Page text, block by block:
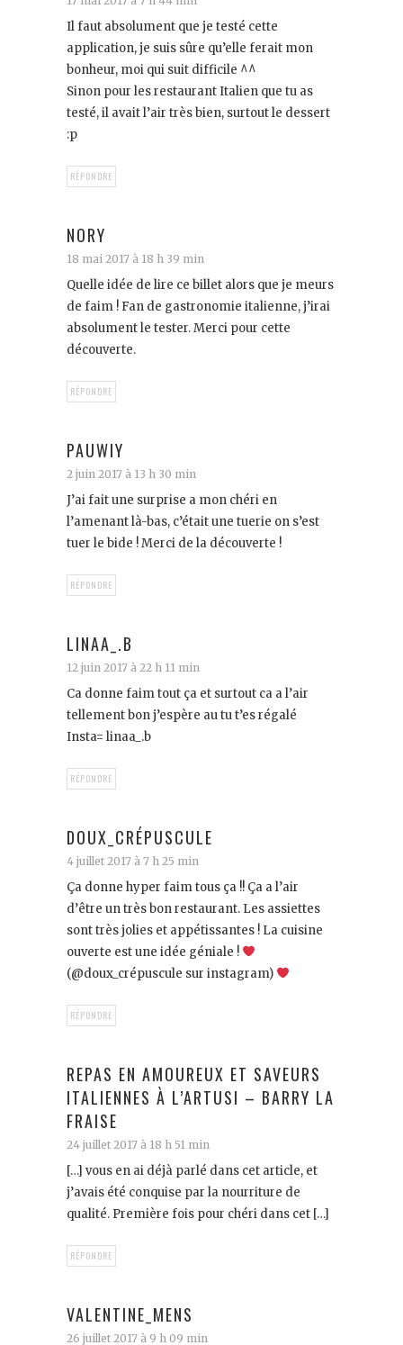
Il faut absolument que je testé cette
application, je suis sûre qu’elle ferait mon
bonheur, moi qui suit difficile ^^
Sinon pour les restaurant Italien que tu as
testé, il avait l’air très bien, surtout le dessert
:p
RÉPONDRE
NORY
18 mai 2017 à 18 h 39 min
Quelle idée de lire ce billet alors que je meurs
de faim ! Fan de gastronomie italienne, j’irai
absolument le tester. Merci pour cette
découverte.
RÉPONDRE
PAUWIY
2 juin 2017 à 13 h 30 min
J’ai fait une surprise a mon chéri en
l’amenant là-bas, c’était une tuerie on s’est
tuer le bide ! Merci de la découverte !
RÉPONDRE
LINAA_.B
12 juin 2017 à 22 h 11 min
Ca donne faim tout ça et surtout ca a l’air
tellement bon j’espère au tu t’es régalé
Insta= linaa_.b
RÉPONDRE
DOUX_CRÉPUSCULE
4 juillet 2017 à 7 h 25 min
Ça donne hyper faim tous ça !! Ça a l’air
d’être un très bon restaurant. Les assiettes
sont très jolies et appétissantes ! La cuisine
ouverte est une idée géniale !
(@doux_crépuscule sur instagram)
RÉPONDRE
REPAS EN AMOUREUX ET SAVEURS
ITALIENNES À L’ARTUSI – BARRY LA
FRAISE
24 juillet 2017 à 18 h 51 min
[…] vous en ai déjà parlé dans cet article, et
j’avais été conquise par la nourriture de
qualité. Première fois pour chéri dans cet […]
RÉPONDRE
VALENTINE_MENS
26 juillet 2017 à 9 h 09 min